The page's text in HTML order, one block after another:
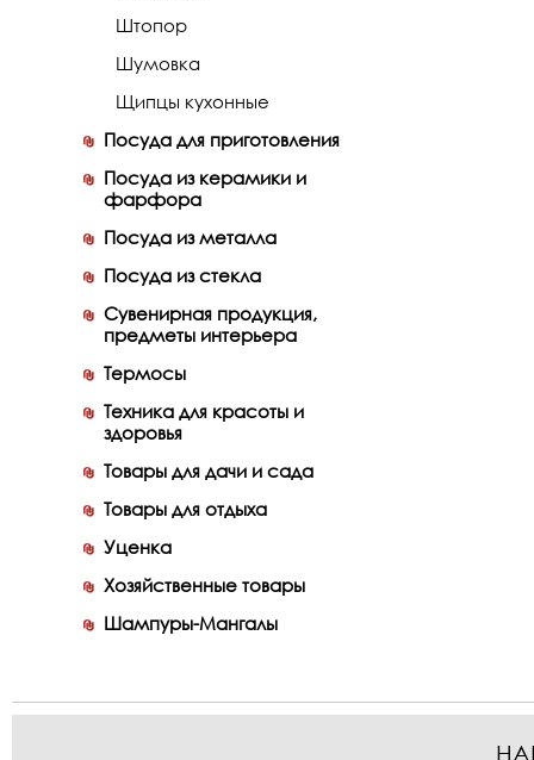
Штопор
Шумовка
Щипцы кухонные
Посуда для приготовления
Посуда из керамики и
фарфора
Посуда из металла
Посуда из стекла
Сувенирная продукция,
предметы интерьера
Термосы
Техника для красоты и
здоровья
Товары для дачи и сада
Товары для отдыха
Уценка
Хозяйственные товары
Шампуры-Мангалы